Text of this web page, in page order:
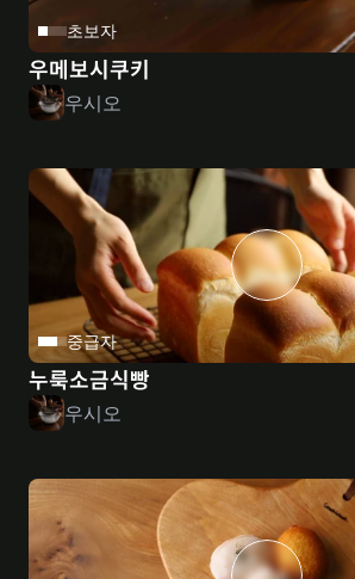
초보자
우메보시쿠키
우시오
중급자
누룩소금식빵
우시오